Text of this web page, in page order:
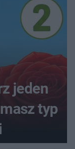
jeden
typ